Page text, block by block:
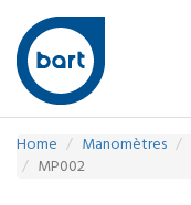
Home Manomètres
MP002